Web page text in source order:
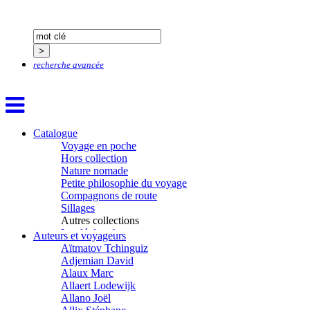
recherche avancée
Catalogue
Voyage en poche
Hors collection
Nature nomade
Petite philosophie du voyage
Compagnons de route
Sillages
Autres collections
La clé des champs
Chemins d’étoiles
Visions
Auteurs et voyageurs
Aïtmatov Tchinguiz
Adjemian David
Alaux Marc
Allaert Lodewijk
Allano Joël